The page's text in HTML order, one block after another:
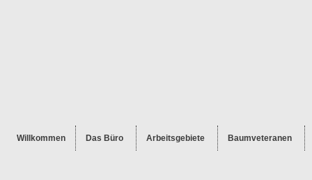
Willkommen Das Büro Arbeitsgebiete Baumveteranen